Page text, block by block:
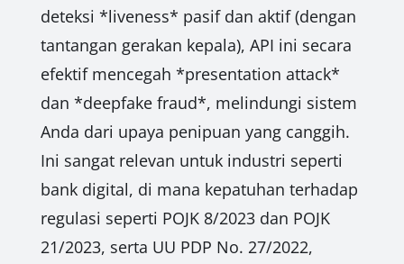
deteksi *liveness* pasif dan aktif (dengan
tantangan gerakan kepala), API ini secara
efektif mencegah *presentation attack*
dan *deepfake fraud*, melindungi sistem
Anda dari upaya penipuan yang canggih.
Ini sangat relevan untuk industri seperti
bank digital, di mana kepatuhan terhadap
regulasi seperti POJK 8/2023 dan POJK
21/2023, serta UU PDP No. 27/2022,